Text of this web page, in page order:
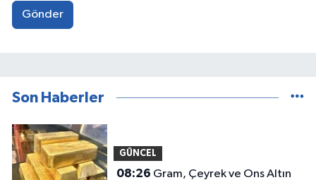
Gönder
Son Haberler
GÜNCEL
08:26